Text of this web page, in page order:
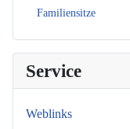
Familiensitze
Service
Weblinks